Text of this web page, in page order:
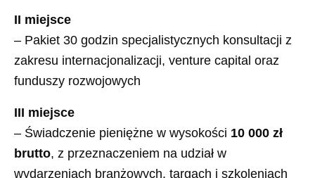
II miejsce
– Pakiet 30 godzin specjalistycznych konsultacji z
zakresu internacjonalizacji, venture capital oraz
funduszy rozwojowych
III miejsce
– Świadczenie pieniężne w wysokości 10 000 zł
brutto, z przeznaczeniem na udział w
wydarzeniach branżowych, targach i szkoleniach